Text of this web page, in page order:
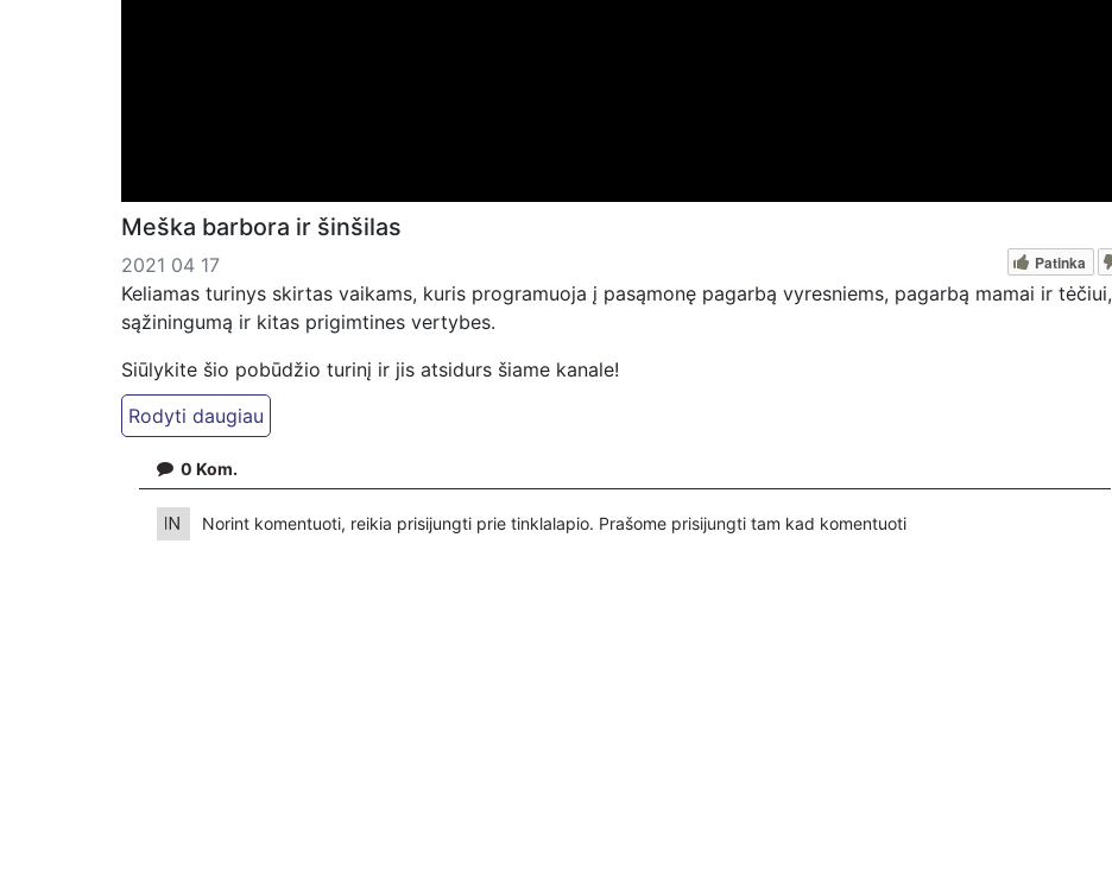
Meška barbora ir šinšilas
2021 04 17 Patinka
Keliamas turinys skirtas vaikams, kuris programuoja į pasąmonę pagarbą vyresniems, pagarbą mamai ir tėčiui,
sąžiningumą ir kitas prigimtines vertybes.
Siūlykite šio pobūdžio turinį ir jis atsidurs šiame kanale!
Saugi erdvė augti jūsų vaikams, kurkime ją drauge.
0 Kom.
Norint komentuoti, reikia prisijungti prie tinklalapio. Prašome prisijungti tam kad komentuoti